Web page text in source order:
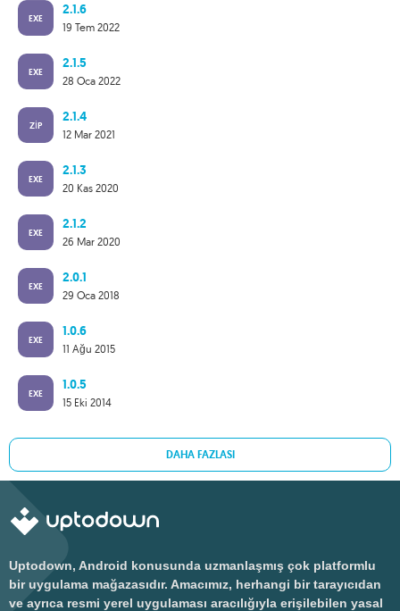
EXE
2.1.6
19 Tem 2022
EXE
2.1.5
28 Oca 2022
ZIP
2.1.4
12 Mar 2021
EXE
2.1.3
20 Kas 2020
EXE
2.1.2
26 Mar 2020
EXE
2.0.1
29 Oca 2018
EXE
1.0.6
11 Ağu 2015
EXE
1.0.5
15 Eki 2014
DAHA FAZLASI
Uptodown, Android konusunda uzmanlaşmış çok platformlu
bir uygulama mağazasıdır. Amacımız, herhangi bir tarayıcıdan
ve ayrıca resmi yerel uygulaması aracılığıyla erişilebilen yasal